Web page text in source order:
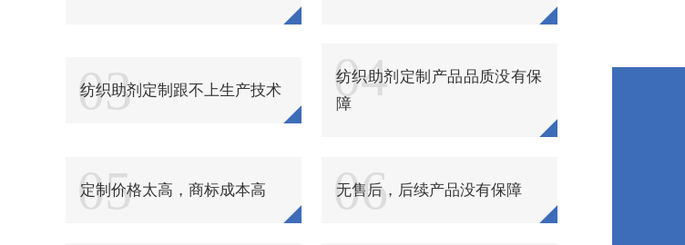
纺织品酸性软化酶制剂
纺织品硬挺剂
03
纺织助剂定制跟不上生产技术 04
纺织助剂定制产品品质没有保
障
05
定制价格太高，商标成本高 06
无售后，后续产品没有保障